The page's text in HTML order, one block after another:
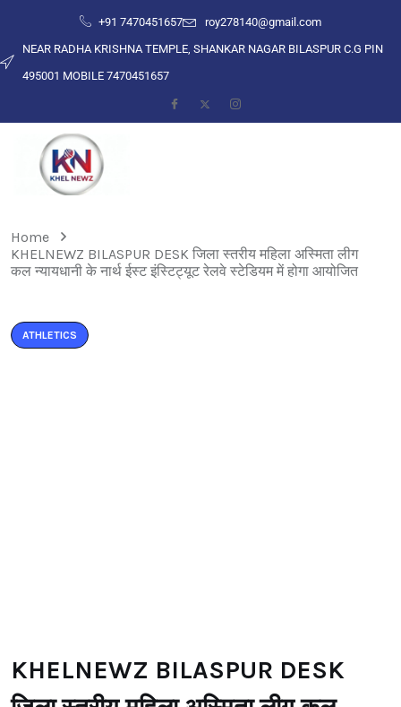
+91 7470451657
roy278140@gmail.com
NEAR RADHA KRISHNA TEMPLE, SHANKAR NAGAR BILASPUR C.G PIN
495001 MOBILE 7470451657
Home
KHELNEWZ BILASPUR DESK जिला स्तरीय महिला अस्मिता लीग
कल न्यायधानी के नार्थ ईस्ट इंस्टिट्यूट रेलवे स्टेडियम में होगा आयोजित
ATHLETICS
KHELNEWZ BILASPUR DESK